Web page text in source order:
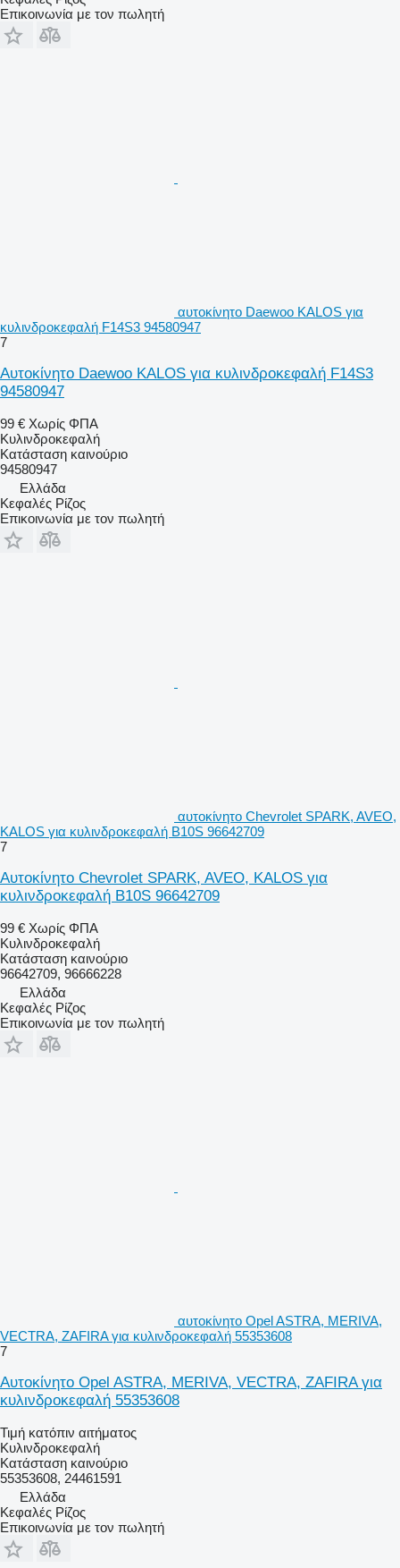
Επικοινωνία με τον πωλητή
αυτοκίνητο Daewoo KALOS για
κυλινδροκεφαλή F14S3 94580947
7
Αυτοκίνητο Daewoo KALOS για κυλινδροκεφαλή F14S3
94580947
99 € Χωρίς ΦΠΑ
Κυλινδροκεφαλή
Κατάσταση καινούριο
94580947
Ελλάδα
Κεφαλές Ρίζος
Επικοινωνία με τον πωλητή
αυτοκίνητο Chevrolet SPARK, AVEO,
KALOS για κυλινδροκεφαλή B10S 96642709
7
Αυτοκίνητο Chevrolet SPARK, AVEO, KALOS για
κυλινδροκεφαλή B10S 96642709
99 € Χωρίς ΦΠΑ
Κυλινδροκεφαλή
Κατάσταση καινούριο
96642709, 96666228
Ελλάδα
Κεφαλές Ρίζος
Επικοινωνία με τον πωλητή
αυτοκίνητο Opel ASTRA, MERIVA,
VECTRA, ZAFIRA για κυλινδροκεφαλή 55353608
7
Αυτοκίνητο Opel ASTRA, MERIVA, VECTRA, ZAFIRA για
κυλινδροκεφαλή 55353608
Τιμή κατόπιν αιτήματος
Κυλινδροκεφαλή
Κατάσταση καινούριο
55353608, 24461591
Ελλάδα
Κεφαλές Ρίζος
Επικοινωνία με τον πωλητή